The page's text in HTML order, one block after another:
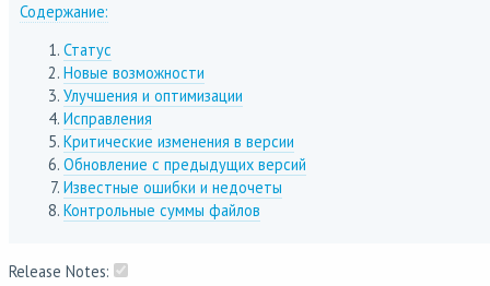
Содержание:
Статус
Новые возможности
Улучшения и оптимизации
Исправления
Критические изменения в версии
Обновление с предыдущих версий
Известные ошибки и недочеты
Контрольные суммы файлов
Release Notes: